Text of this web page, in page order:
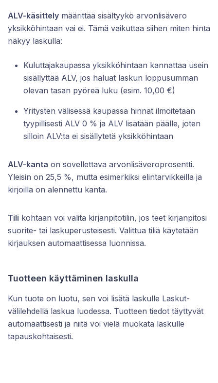
ALV-käsittely määrittää sisältyykö arvonlisävero
yksikköhintaan vai ei. Tämä vaikuttaa siihen miten hinta
näkyy laskulla:
Kuluttajakaupassa yksikköhintaan kannattaa usein
sisällyttää ALV, jos haluat laskun loppusumman
olevan tasan pyöreä luku (esim. 10,00 €)
Yritysten välisessä kaupassa hinnat ilmoitetaan
tyypillisesti ALV 0 % ja ALV lisätään päälle, joten
silloin ALV:ta ei sisällytetä yksikköhintaan
ALV-kanta on sovellettava arvonlisäveroprosentti.
Yleisin on 25,5 %, mutta esimerkiksi elintarvikkeilla ja
kirjoilla on alennettu kanta.
Tili kohtaan voi valita kirjanpitotilin, jos teet kirjanpitosi
suorite- tai laskuperusteisesti. Valittua tiliä käytetään
kirjauksen automaattisessa luonnissa.
Tuotteen käyttäminen laskulla
Kun tuote on luotu, sen voi lisätä laskulle Laskut-
välilehdellä laskua luodessa. Tuotteen tiedot täyttyvät
automaattisesti ja niitä voi vielä muokata laskulle
tapauskohtaisesti.